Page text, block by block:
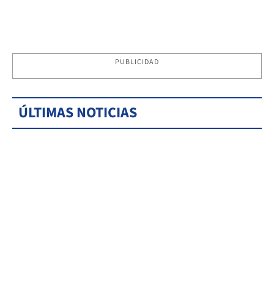
PUBLICIDAD
ÚLTIMAS NOTICIAS